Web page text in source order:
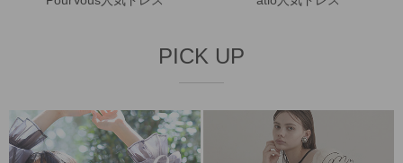
PICK UP